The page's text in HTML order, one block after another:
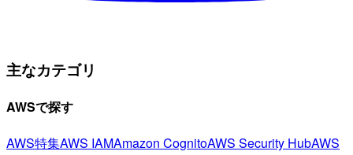
主なカテゴリ
AWSで探す
AWS特集AWS IAMAmazon CognitoAWS Security HubAWS